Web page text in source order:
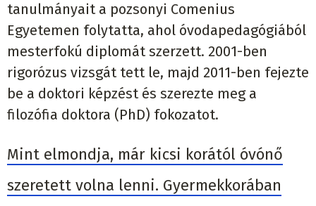
tanulmányait a pozsonyi Comenius
Egyetemen folytatta, ahol óvodapedagógiából
mesterfokú diplomát szerzett. 2001-ben
rigorózus vizsgát tett le, majd 2011-ben fejezte
be a doktori képzést és szerezte meg a
filozófia doktora (PhD) fokozatot.
Mint elmondja, már kicsi korától óvónő
szeretett volna lenni. Gyermekkorában